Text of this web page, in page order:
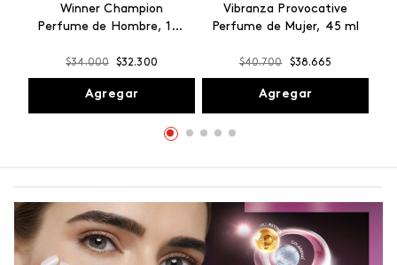
Winner Champion
Perfume de Hombre, 100
$34.000 $32.300
Agregar
Vibranza Provocative
Perfume de Mujer, 45 ml
$40.700 $38.665
Agregar